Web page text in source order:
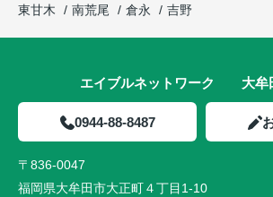
東甘木
南荒尾 倉永 吉野
エイブルネットワーク 大牟
0944-88-8487
〒836-0047
福岡県大牟田市大正町４丁目1-10